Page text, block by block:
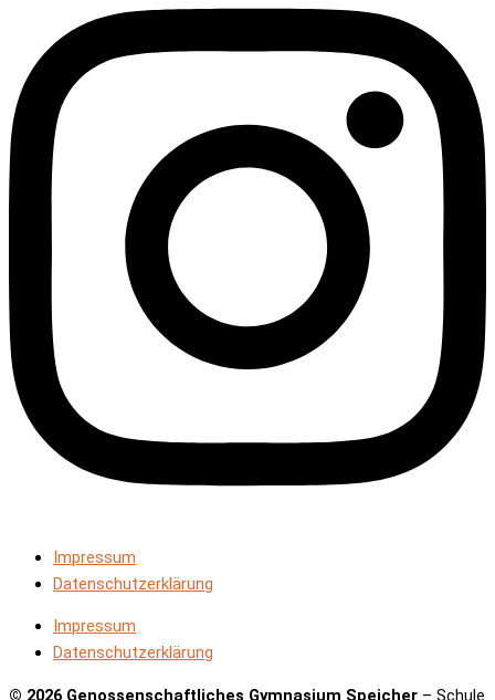
Impressum
Datenschutzerklärung
Impressum
Datenschutzerklärung
© 2026 Genossenschaftliches Gymnasium Speicher – Schule